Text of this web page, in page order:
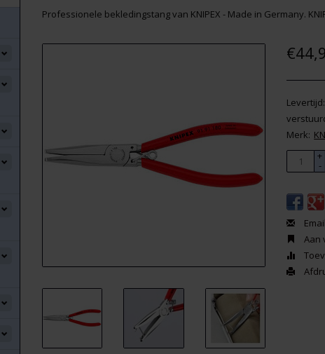
Professionele bekledingstang van KNIPEX - Made in Germany.
Merk:
+
-
Aan